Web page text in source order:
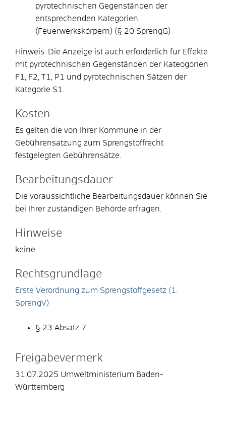
pyrotechnischen Gegenständen der
entsprechenden Kategorien
(Feuerwerkskörpern) (§ 20 SprengG)
Hinweis: Die Anzeige ist auch erforderlich für Effekte
mit pyrotechnischen Gegenständen der Kateogorien
F1, F2, T1, P1 und pyrotechnischen Sätzen der
Kategorie S1.
Kosten
Es gelten die von Ihrer Kommune in der
Gebührensatzung zum Sprengstoffrecht
festgelegten Gebührensätze.
Bearbeitungsdauer
Die voraussichtliche Bearbeitungsdauer können Sie
bei Ihrer zuständigen Behörde erfragen.
Hinweise
keine
Rechtsgrundlage
Erste Verordnung zum Sprengstoffgesetz (1.
SprengV)
§ 23 Absatz 7
Freigabevermerk
31.07.2025 Umweltministerium Baden-
Württemberg